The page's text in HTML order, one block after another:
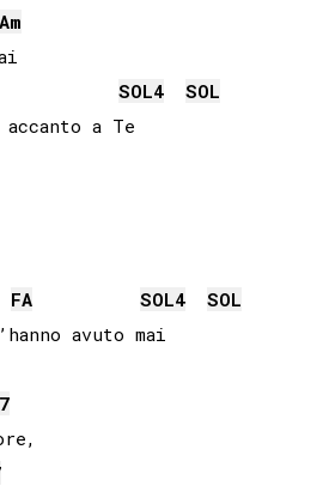
m
SOL4
SOL
a Te
FA SOL4
SOL
avuto mai
7